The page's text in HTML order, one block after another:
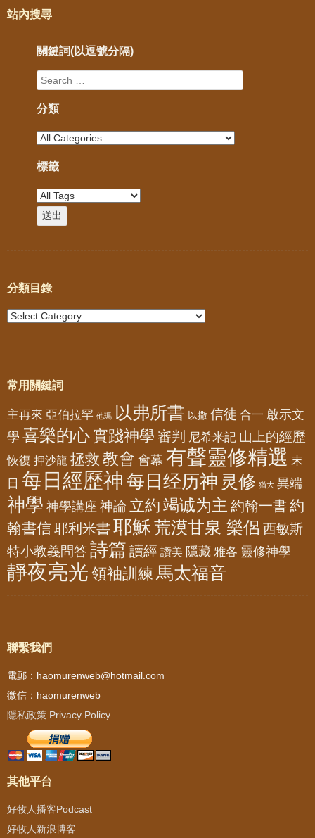
站內搜尋
關鍵詞(以逗號分隔)
分類
標籤
分類目錄
常用關鍵詞
主再來 亞伯拉罕 他瑪 以弗所書 以撒 信徒 合一 啟示文
學 喜樂的心實踐神學 審判 尼希米記 山上的經歷
恢復 押沙龍 拯救 教會 會幕 有聲靈修精選 末
日 每日經歷神 每日经历神 灵修 猶大 異端
神學 神學講座 神論 立約 竭诚为主 約翰一書 約
翰書信耶利米書 耶穌荒漠甘泉 樂侶 西敏斯
特小教義問答詩篇 讀經 讚美 隱藏 雅各 靈修神學
靜夜亮光 領袖訓練 馬太福音
聯繫我們
電郵：haomurenweb@hotmail.com
微信：haomurenweb
隱私政策 Privacy Policy
其他平台
好牧人播客Podcast
好牧人新浪博客